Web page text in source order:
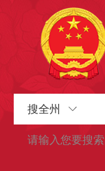
搜全州